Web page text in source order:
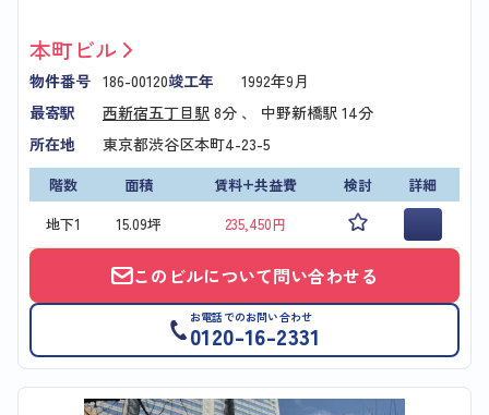
本町ビル
物件番号 186-00120竣工年
1992年9月
最寄駅
西新宿五丁目駅 8分 、 中野新橋駅 14分
所在地
東京都渋谷区本町4-23-5
階数 面積 賃料+共益費 検討
詳細
地下1
15.09坪 235,450円
このビルについて問い合わせる
お電話でのお問い合わせ
0120-16-2331